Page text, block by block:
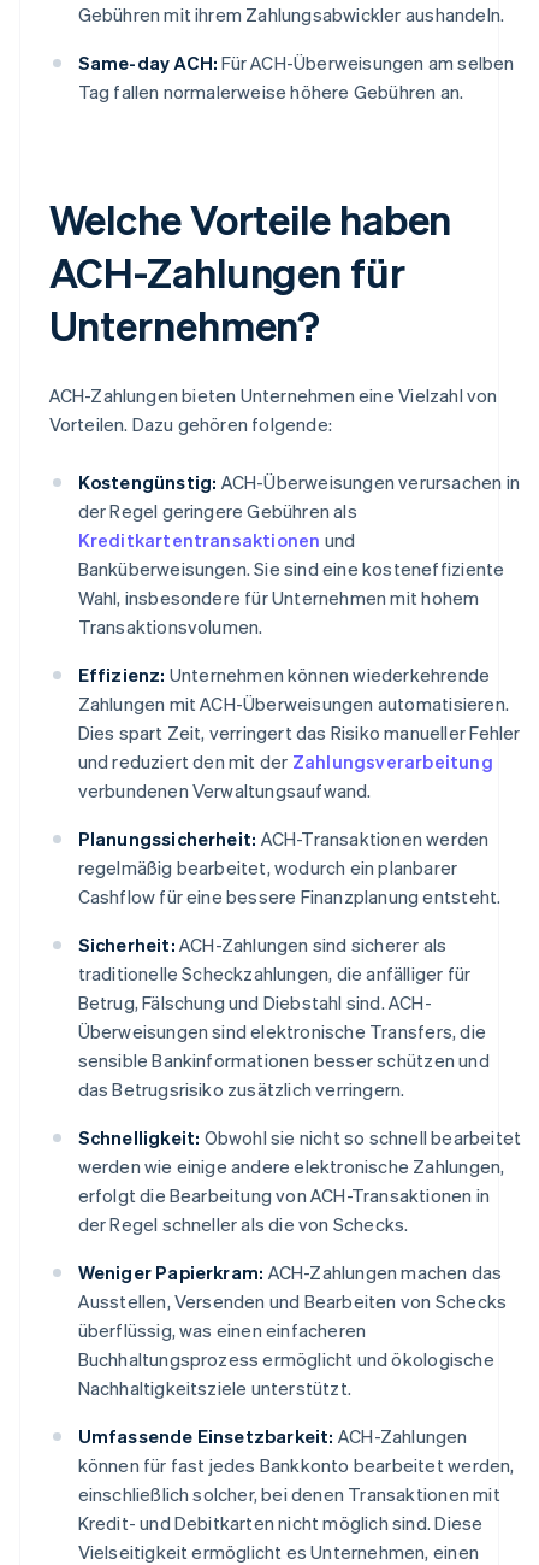
Gebühren mit ihrem Zahlungsabwickler aushandeln.
Same-day ACH: Für ACH-Überweisungen am selben
Tag fallen normalerweise höhere Gebühren an.
Welche Vorteile haben
ACH-Zahlungen für
Unternehmen?
ACH-Zahlungen bieten Unternehmen eine Vielzahl von
Vorteilen. Dazu gehören folgende:
Kostengünstig: ACH-Überweisungen verursachen in
der Regel geringere Gebühren als
Kreditkartentransaktionen und
Banküberweisungen. Sie sind eine kosteneffiziente
Wahl, insbesondere für Unternehmen mit hohem
Transaktionsvolumen.
Effizienz: Unternehmen können wiederkehrende
Zahlungen mit ACH-Überweisungen automatisieren.
Dies spart Zeit, verringert das Risiko manueller Fehler
und reduziert den mit der Zahlungsverarbeitung
verbundenen Verwaltungsaufwand.
Planungssicherheit: ACH-Transaktionen werden
regelmäßig bearbeitet, wodurch ein planbarer
Cashflow für eine bessere Finanzplanung entsteht.
Sicherheit: ACH-Zahlungen sind sicherer als
traditionelle Scheckzahlungen, die anfälliger für
Betrug, Fälschung und Diebstahl sind. ACH-
Überweisungen sind elektronische Transfers, die
sensible Bankinformationen besser schützen und
das Betrugsrisiko zusätzlich verringern.
Schnelligkeit: Obwohl sie nicht so schnell bearbeitet
werden wie einige andere elektronische Zahlungen,
erfolgt die Bearbeitung von ACH-Transaktionen in
der Regel schneller als die von Schecks.
Weniger Papierkram: ACH-Zahlungen machen das
Ausstellen, Versenden und Bearbeiten von Schecks
überflüssig, was einen einfacheren
Buchhaltungsprozess ermöglicht und ökologische
Nachhaltigkeitsziele unterstützt.
Umfassende Einsetzbarkeit: ACH-Zahlungen
können für fast jedes Bankkonto bearbeitet werden,
einschließlich solcher, bei denen Transaktionen mit
Kredit- und Debitkarten nicht möglich sind. Diese
Vielseitigkeit ermöglicht es Unternehmen, einen